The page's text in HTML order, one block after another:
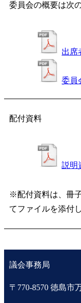
委員会の概要は次
出席
委員
配付資料
説明
※配付資料は、冊
てファイルを添付
議会事務局
〒770-8570 徳島市